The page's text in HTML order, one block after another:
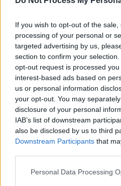
If you wish to opt-out of the
processing of your personal or
targeted advertising by us,
section to confirm your
opt-out request is processed
interest-based ads based on
us or personal information
your opt-out. You may
disclosure of your personal
IAB’s list of downstream
also be disclosed by us to third
Downstream Participants that
Please note that this website/
Personal Data Processing
της επιτροπής. Για να
παζάρια κάτω από το
προσωπικά δεν κάνω
Στην ερώτηση ότι και
υπήρχαν ζητήματα
Ανδρουλάκης σχολίασε
Μητσοτάκης ως
της εποχής Τσίπρα-
ενίσχυσης των θεσμών.
ότι τα έκανε και ο
έκανε και ο Βούτσης,
Δημοκρατία. Αυτή